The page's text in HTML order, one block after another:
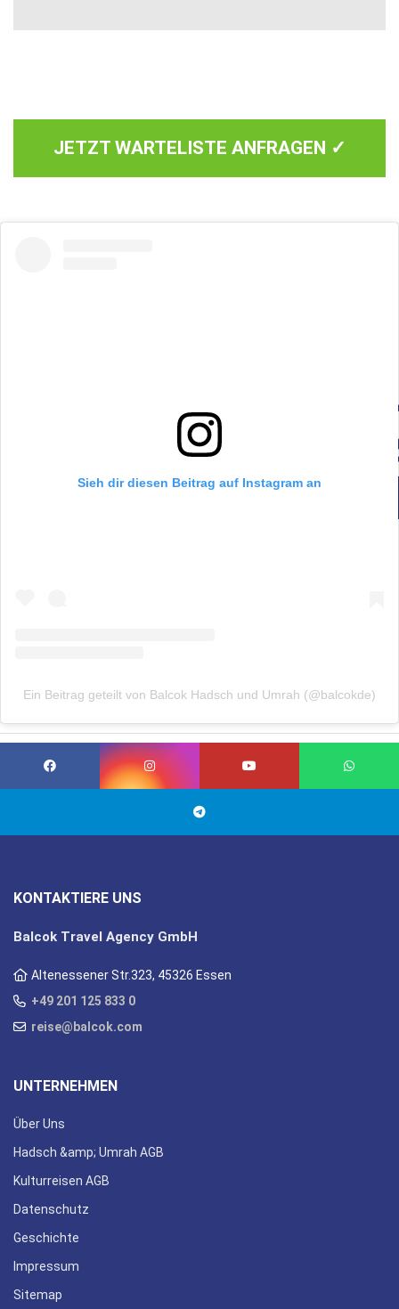
JETZT WARTELISTE ANFRAGEN ✓
Sieh dir diesen Beitrag auf Instagram an
Ein Beitrag geteilt von Balcok Hadsch und Umrah (@balcokde)
KONTAKTIERE UNS
Balcok Travel Agency GmbH
Altenessener Str.323, 45326 Essen
+49 201 125 833 0
reise@balcok.com
UNTERNEHMEN
Über Uns
Hadsch &amp; Umrah AGB
Kulturreisen AGB
Datenschutz
Geschichte
Impressum
Sitemap